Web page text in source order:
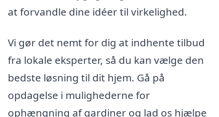
at forvandle dine idéer til virkelighed.
Vi gør det nemt for dig at indhente tilbud
fra lokale eksperter, så du kan vælge den
bedste løsning til dit hjem. Gå på
opdagelse i mulighederne for
ophængning af gardiner og lad os hjælpe